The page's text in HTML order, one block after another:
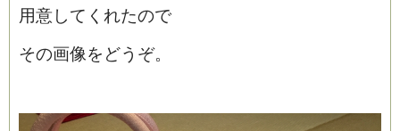
用意してくれたので
その画像をどうぞ。